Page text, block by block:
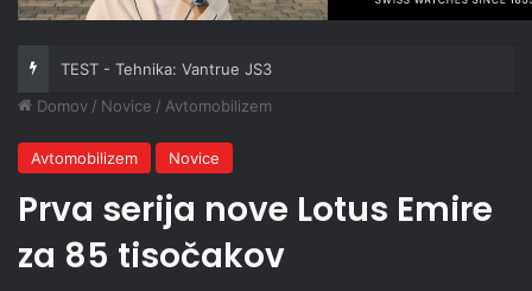
TEST - Tehnika: Vantrue JS3
Domov / Novice / Avtomobilizem
Avtomobilizem Novice
Prva serija nove Lotus Emire
za 85 tisočakov